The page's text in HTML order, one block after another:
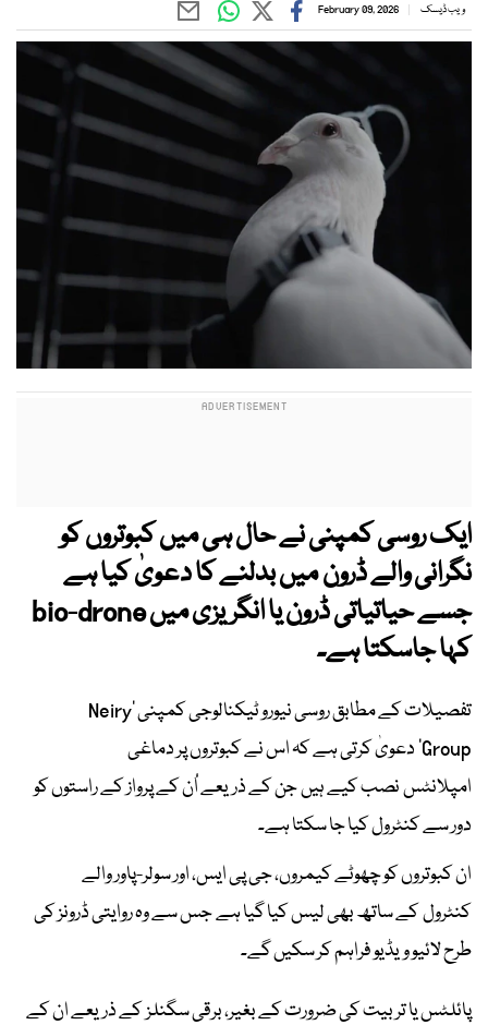
ویب ڈیسک February 09, 2026
ایک روسی کمپنی نے حال ہی میں کبوتروں کو
نگرانی والے ڈرون میں بدلنے کا دعویٰ کیا ہے
جسے حیاتیاتی ڈرون یا انگریزی میں bio-drone
کہا جاسکتا ہے۔
تفصیلات کے مطابق روسی نیورو ٹیکنالوجی کمپنی ’Neiry
Group‘ دعویٰ کرتی ہے کہ اس نے کبوتروں پر دماغی
امپلانٹس نصب کیے ہیں جن کے ذریعے اُن کے پرواز کے راستوں کو
دور سے کنٹرول کیا جا سکتا ہے۔
ان کبوتروں کو چھوٹے کیمروں، جی پی ایس، اور سولر-پاور والے
کنٹرول کے ساتھ بھی لیس کیا گیا ہے جس سے وہ روایتی ڈرونز کی
طرح لائیو ویڈیو فراہم کر سکیں گے۔
پائلٹس یا تربیت کی ضرورت کے بغیر، برقی سگنلز کے ذریعے ان کے